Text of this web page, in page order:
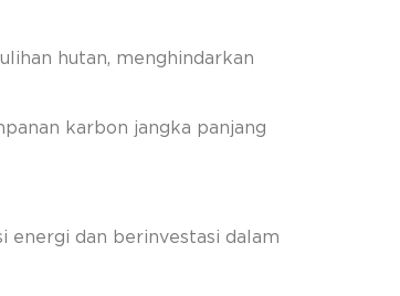
hutan, menghindarkan
karbon jangka panjang
energi dan berinvestasi dalam